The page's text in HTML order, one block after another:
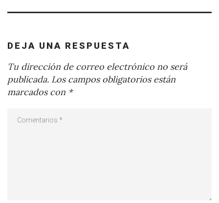
DEJA UNA RESPUESTA
Tu dirección de correo electrónico no será
publicada. Los campos obligatorios están
marcados con *